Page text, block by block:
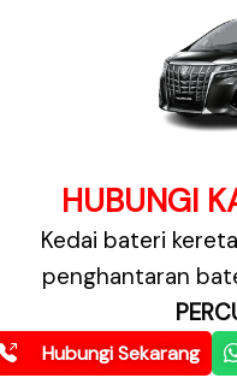
HUBUNGI
Kedai bateri kereta
penghantaran
Hubungi Sekarang